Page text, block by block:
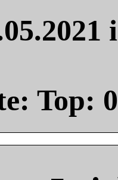
Top: 0